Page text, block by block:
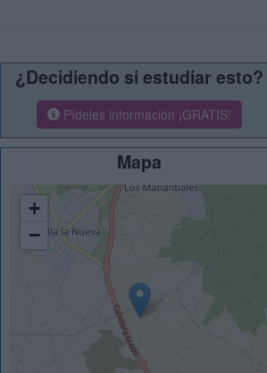
¿Decidiendo si estudiar esto?
Pídeles información ¡GRATIS!
Mapa
+
−